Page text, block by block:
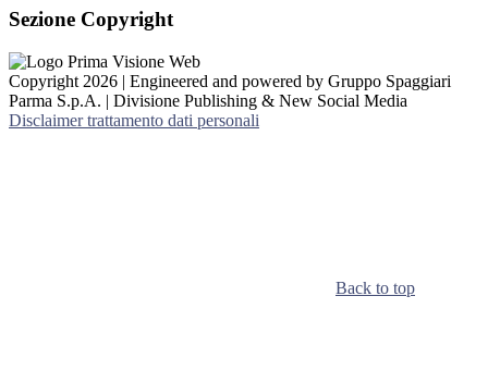
Sezione Copyright
Copyright 2026 | Engineered and powered by Gruppo Spaggiari
Parma S.p.A. | Divisione Publishing & New Social Media
Disclaimer trattamento dati personali
Back to top